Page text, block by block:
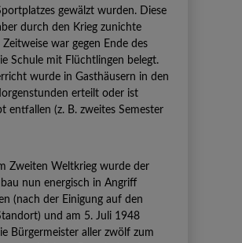
gewälzt wurden. Diese
durch den Krieg zunichte
Zeitweise war gegen Ende des
Schule mit Flüchtlingen belegt.
wurde in Gasthäusern in den
erteilt oder ist
entfallen (z. B. zweites Semester
Zweiten Weltkrieg wurde der
nun energisch in Angriff
(nach der Einigung auf den
und am 5. Juli 1948
Bürgermeister aller zwölf zum